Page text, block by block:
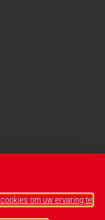
om uw ervaring te